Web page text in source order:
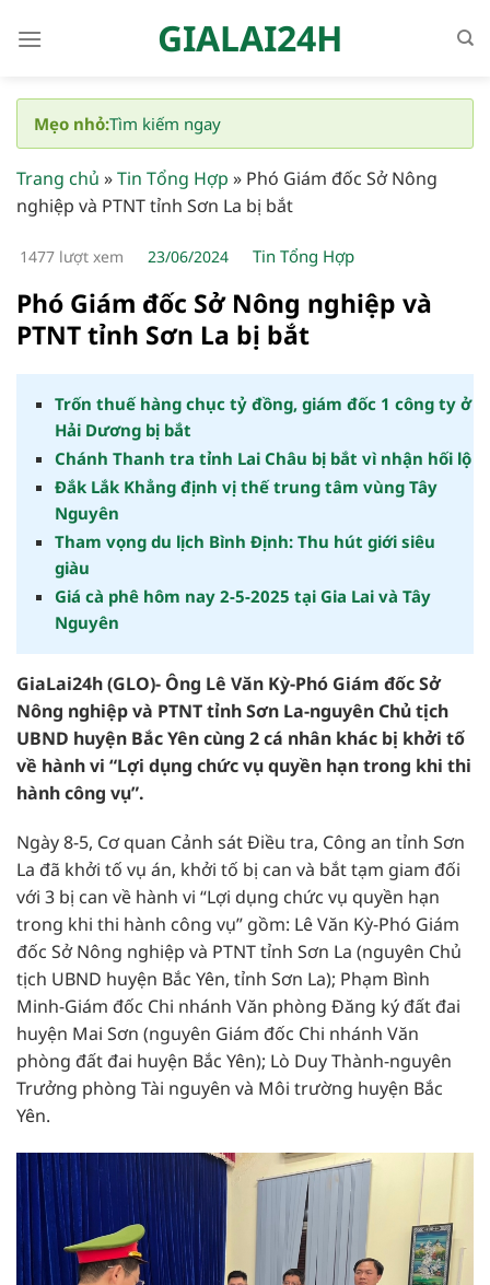
qua
dung
GIALAI24H
Mẹo nhỏ:Tìm kiếm ngay
Trang chủ »Tin Tổng Hợp » Phó Giám đốc Sở Nông
nghiệp và PTNT tỉnh Sơn La bị bắt
1477 lượt xem 23/06/2024 Tin Tổng Hợp
Phó Giám đốc Sở Nông nghiệp và
PTNT tỉnh Sơn La bị bắt
Trốn thuế hàng chục tỷ đồng, giám đốc 1 công ty ở
Hải Dương bị bắt
Chánh Thanh tra tỉnh Lai Châu bị bắt vì nhận hối lộ
Đắk Lắk Khẳng định vị thế trung tâm vùng Tây
Nguyên
Tham vọng du lịch Bình Định: Thu hút giới siêu
giàu
Giá cà phê hôm nay 2-5-2025 tại Gia Lai và Tây
Nguyên
GiaLai24h (GLO)- Ông Lê Văn Kỳ-Phó Giám đốc Sở
Nông nghiệp và PTNT tỉnh Sơn La-nguyên Chủ tịch
UBND huyện Bắc Yên cùng 2 cá nhân khác bị khởi tố
về hành vi “Lợi dụng chức vụ quyền hạn trong khi thi
hành công vụ”.
Ngày 8-5, Cơ quan Cảnh sát Điều tra, Công an tỉnh Sơn
La đã khởi tố vụ án, khởi tố bị can và bắt tạm giam đối
với 3 bị can về hành vi “Lợi dụng chức vụ quyền hạn
trong khi thi hành công vụ” gồm: Lê Văn Kỳ-Phó Giám
đốc Sở Nông nghiệp và PTNT tỉnh Sơn La (nguyên Chủ
tịch UBND huyện Bắc Yên, tỉnh Sơn La); Phạm Bình
Minh-Giám đốc Chi nhánh Văn phòng Đăng ký đất đai
huyện Mai Sơn (nguyên Giám đốc Chi nhánh Văn
phòng đất đai huyện Bắc Yên); Lò Duy Thành-nguyên
Trưởng phòng Tài nguyên và Môi trường huyện Bắc
Yên.